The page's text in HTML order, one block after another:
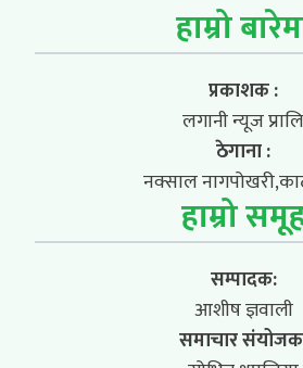
हाम्रो
प्रकाशक :
लगानी न्यूज प्रालि
ठेगाना :
नक्साल
हाम्रो
सम्पादक:
आशीष ज्ञवाली
समाचार